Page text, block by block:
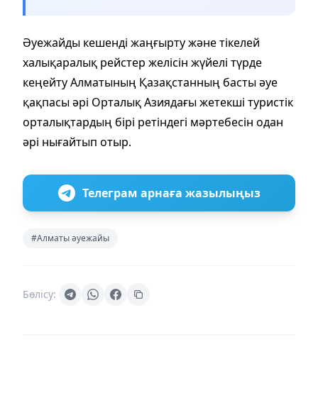
Әуежайды кешенді жаңғырту және тікелей
халықаралық рейстер желісін жүйелі түрде
кеңейту Алматының Қазақстанның басты әуе
қақпасы әрі Орталық Азиядағы жетекші туристік
орталықтардың бірі ретіндегі мәртебесін одан
әрі нығайтып отыр.
Телеграм арнаға жазылыңыз
#Алматы әуежайы
Бөлісу: